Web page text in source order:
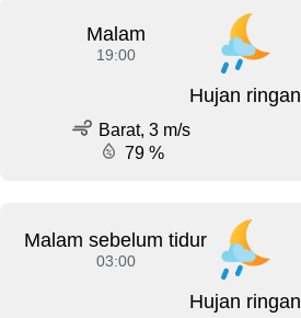
Malam
19:00
Hujan ringan
Barat, 3 m/s
79 %
Malam sebelum tidur
03:00
Hujan ringan